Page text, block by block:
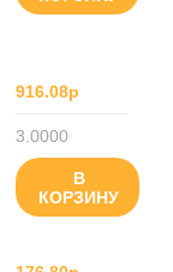
916.08р
3.0000
В
КОРЗИНУ